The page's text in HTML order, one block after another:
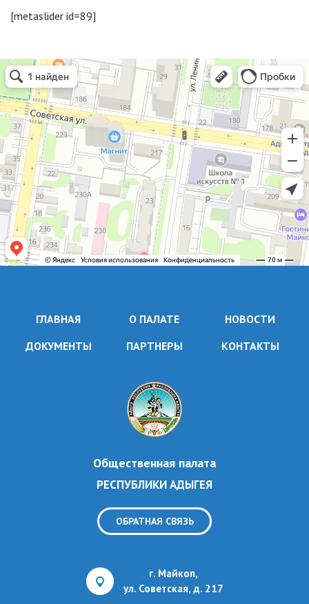
[metaslider id=89]
ГЛАВНАЯ О ПАЛАТЕ
НОВОСТИ
ДОКУМЕНТЫ
ПАРТНЕРЫ КОНТАКТЫ
Общественная палата
РЕСПУБЛИКИ АДЫГЕЯ
ОБРАТНАЯ СВЯЗЬ
г. Майкоп,
ул. Советская, д. 217